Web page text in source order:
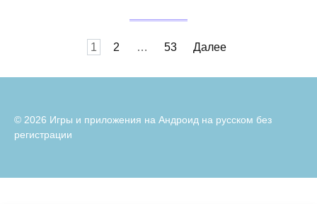
1 2 … 53 Далее
© 2026 Игры и приложения на Андроид на русском без
регистрации